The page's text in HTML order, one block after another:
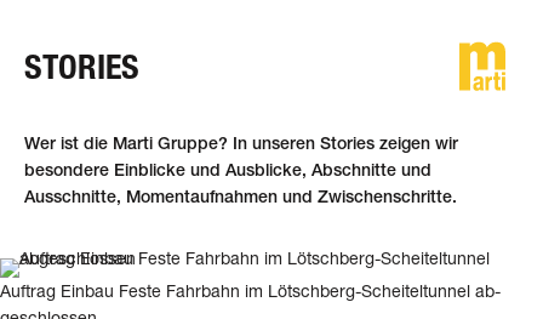
DE
STORIES
Wer ist die Marti Gruppe? In unseren Stories zeigen wir
besondere Einblicke und Ausblicke, Abschnitte und
Ausschnitte, Momentaufnahmen und Zwischenschritte.
Auftrag Einbau Feste Fahr­bahn im Lötsch­berg-Scheiteltunnel ab­